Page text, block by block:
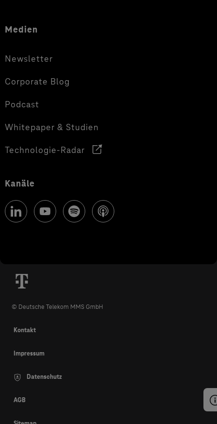
Medien
Newsletter
Corporate Blog
Podcast
Whitepaper & Studien
Technologie-Radar
Kanäle
© Deutsche Telekom MMS GmbH
Kontakt
Impressum
Datenschutz
AGB